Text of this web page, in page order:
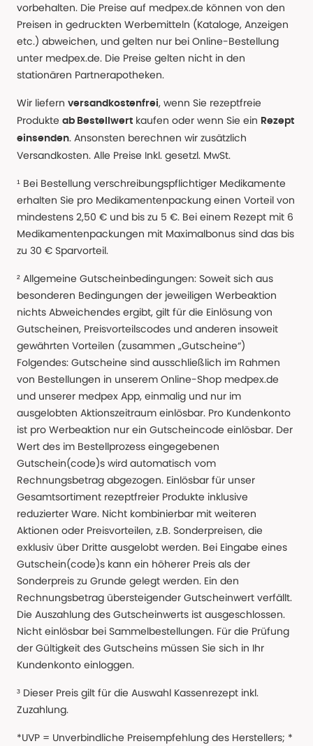
vorbehalten. Die Preise auf medpex.de können von den
Preisen in gedruckten Werbemitteln (Kataloge, Anzeigen
etc.) abweichen, und gelten nur bei Online-Bestellung
unter medpex.de. Die Preise gelten nicht in den
stationären Partnerapotheken.
Wir liefern versandkostenfrei, wenn Sie rezeptfreie
Produkte ab Bestellwert kaufen oder wenn Sie ein Rezept
einsenden. Ansonsten berechnen wir zusätzlich
Versandkosten. Alle Preise Inkl. gesetzl. MwSt.
¹ Bei Bestellung verschreibungspflichtiger Medikamente
erhalten Sie pro Medikamentenpackung einen Vorteil von
mindestens 2,50 € und bis zu 5 €. Bei einem Rezept mit 6
Medikamentenpackungen mit Maximalbonus sind das bis
zu 30 € Sparvorteil.
² Allgemeine Gutscheinbedingungen: Soweit sich aus
besonderen Bedingungen der jeweiligen Werbeaktion
nichts Abweichendes ergibt, gilt für die Einlösung von
Gutscheinen, Preisvorteilscodes und anderen insoweit
gewährten Vorteilen (zusammen „Gutscheine“)
Folgendes: Gutscheine sind ausschließlich im Rahmen
von Bestellungen in unserem Online-Shop medpex.de
und unserer medpex App, einmalig und nur im
ausgelobten Aktionszeitraum einlösbar. Pro Kundenkonto
ist pro Werbeaktion nur ein Gutscheincode einlösbar. Der
Wert des im Bestellprozess eingegebenen
Gutschein(code)s wird automatisch vom
Rechnungsbetrag abgezogen. Einlösbar für unser
Gesamtsortiment rezeptfreier Produkte inklusive
reduzierter Ware. Nicht kombinierbar mit weiteren
Aktionen oder Preisvorteilen, z.B. Sonderpreisen, die
exklusiv über Dritte ausgelobt werden. Bei Eingabe eines
Gutschein(code)s kann ein höherer Preis als der
Sonderpreis zu Grunde gelegt werden. Ein den
Rechnungsbetrag übersteigender Gutscheinwert verfällt.
Die Auszahlung des Gutscheinwerts ist ausgeschlossen.
Nicht einlösbar bei Sammelbestellungen. Für die Prüfung
der Gültigkeit des Gutscheins müssen Sie sich in Ihr
Kundenkonto einloggen.
³ Dieser Preis gilt für die Auswahl Kassenrezept inkl.
Zuzahlung.
*UVP = Unverbindliche Preisempfehlung des Herstellers; *